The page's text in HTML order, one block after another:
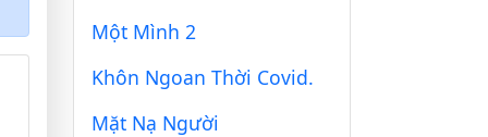
Một Mình 2
Khôn Ngoan Thời Covid.
Mặt Nạ Người